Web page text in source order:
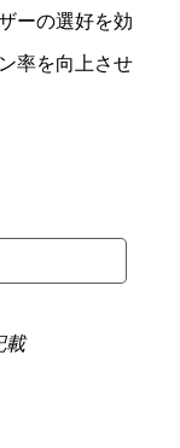
ーの選好を効
率を向上させ
載